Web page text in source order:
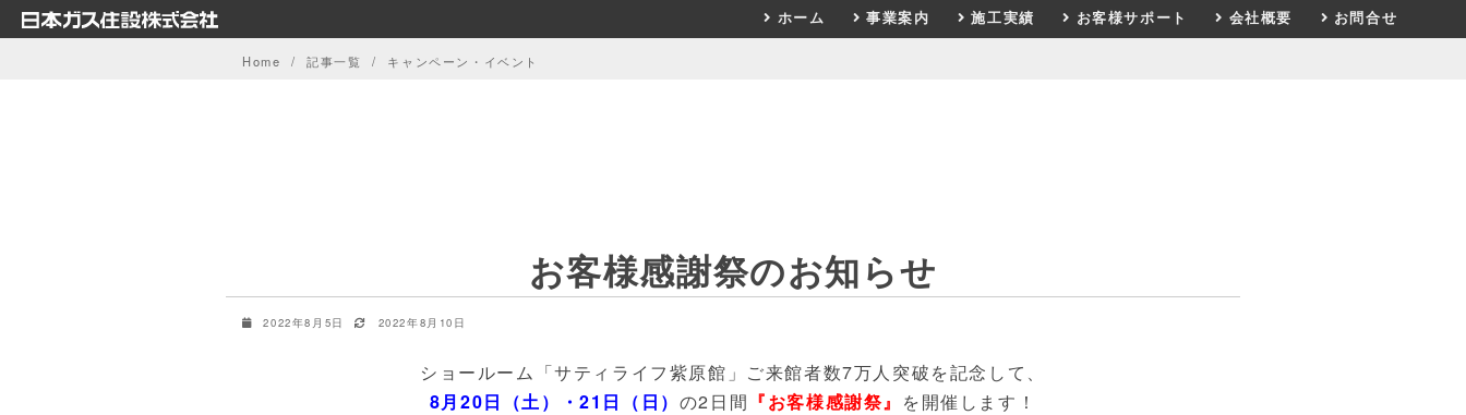
Skip
to
ホーム 事業案内 施工実績 お客様サポート 会社概要 お問合せ
Home 記事一覧 キャンペーン・イベント
お客様感謝祭のお知らせ
2022年8月5日 2022年8月10日
ショールーム「サティライフ紫原館」ご来館者数7万人突破を記念して、
8月20日（土）・21日（日） の2日間 『お客様感謝祭』 を開催します！